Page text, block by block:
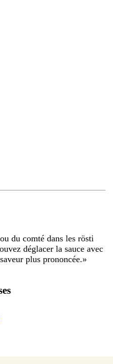
du comté dans les rösti
déglacer la sauce avec
plus prononcée.»